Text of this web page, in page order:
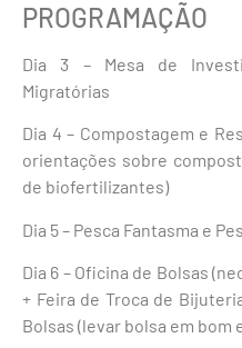
PROGRAMAÇÃO
Dia 3 – Mesa de
Migratórias
Dia 4 – Compostagem e
orientações sobre
de biofertilizantes)
Dia 5 – Pesca Fantasma e
Dia 6 – Oficina de Bolsas
+ Feira de Troca de
Bolsas (levar bolsa em bom